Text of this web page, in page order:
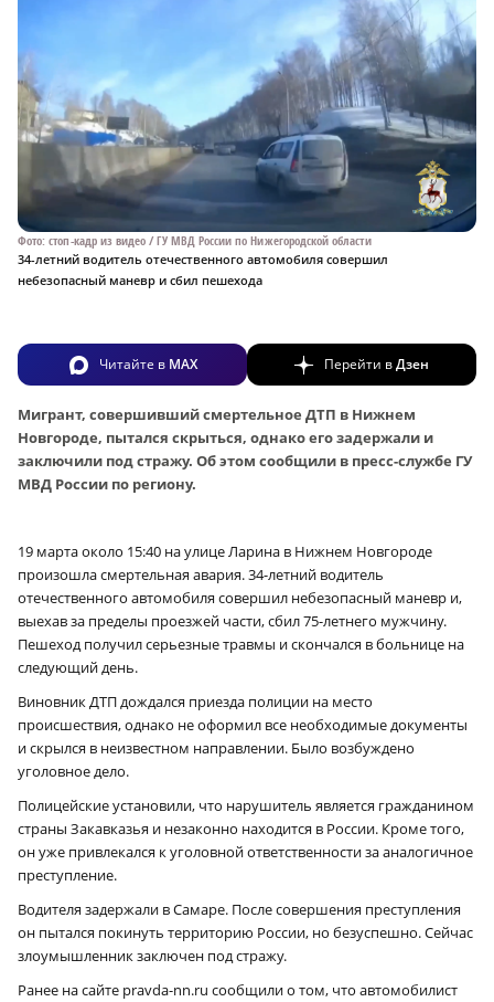
Фото: стоп-кадр из видео / ГУ МВД России по Нижегородской области
34-летний водитель отечественного автомобиля совершил
небезопасный маневр и сбил пешехода
Читайте в MAX Перейти вДзен
Мигрант, совершивший смертельное ДТП в Нижнем
Новгороде, пытался скрыться, однако его задержали и
заключили под стражу. Об этом сообщили в пресс-службе ГУ
МВД России по региону.
19 марта около 15:40 на улице Ларина в Нижнем Новгороде
произошла смертельная авария. 34-летний водитель
отечественного автомобиля совершил небезопасный маневр и,
выехав за пределы проезжей части, сбил 75-летнего мужчину.
Пешеход получил серьезные травмы и скончался в больнице на
следующий день.
Виновник ДТП дождался приезда полиции на место
происшествия, однако не оформил все необходимые документы
и скрылся в неизвестном направлении. Было возбуждено
уголовное дело.
Полицейские установили, что нарушитель является гражданином
страны Закавказья и незаконно находится в России. Кроме того,
он уже привлекался к уголовной ответственности за аналогичное
преступление.
Водителя задержали в Самаре. После совершения преступления
он пытался покинуть территорию России, но безуспешно. Сейчас
злоумышленник заключен под стражу.
Ранее на сайте pravda-nn.ru сообщили о том, что автомобилист